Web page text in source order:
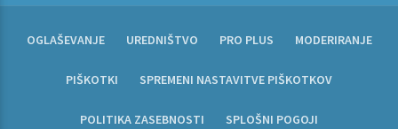
OGLAŠEVANJE UREDNIŠTVO PRO PLUS MODERIRANJE
PIŠKOTKI SPREMENI NASTAVITVE PIŠKOTKOV
POLITIKA ZASEBNOSTI SPLOŠNI POGOJI